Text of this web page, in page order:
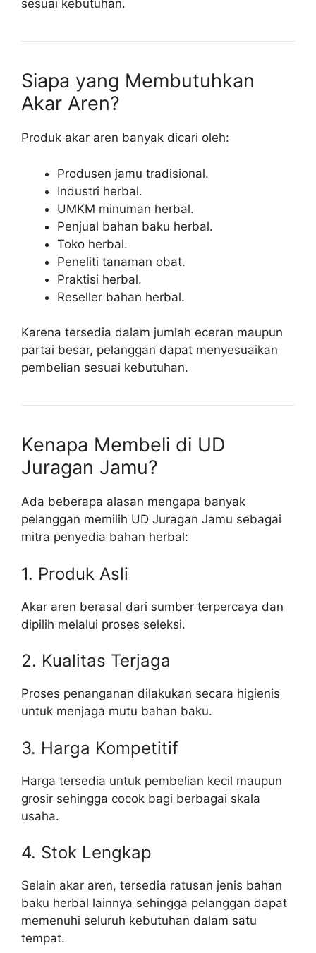
sesuai kebutuhan.
Siapa yang Membutuhkan
Akar Aren?
Produk akar aren banyak dicari oleh:
Produsen jamu tradisional.
Industri herbal.
UMKM minuman herbal.
Penjual bahan baku herbal.
Toko herbal.
Peneliti tanaman obat.
Praktisi herbal.
Reseller bahan herbal.
Karena tersedia dalam jumlah eceran maupun
partai besar, pelanggan dapat menyesuaikan
pembelian sesuai kebutuhan.
Kenapa Membeli di UD
Juragan Jamu?
Ada beberapa alasan mengapa banyak
pelanggan memilih UD Juragan Jamu sebagai
mitra penyedia bahan herbal:
1. Produk Asli
Akar aren berasal dari sumber terpercaya dan
dipilih melalui proses seleksi.
2. Kualitas Terjaga
Proses penanganan dilakukan secara higienis
untuk menjaga mutu bahan baku.
3. Harga Kompetitif
Harga tersedia untuk pembelian kecil maupun
grosir sehingga cocok bagi berbagai skala
usaha.
4. Stok Lengkap
Selain akar aren, tersedia ratusan jenis bahan
baku herbal lainnya sehingga pelanggan dapat
memenuhi seluruh kebutuhan dalam satu
tempat.